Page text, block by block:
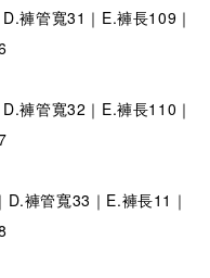
褲管寬31｜E.褲長109｜
褲管寬32｜E.褲長110｜
褲管寬33｜E.褲長11｜